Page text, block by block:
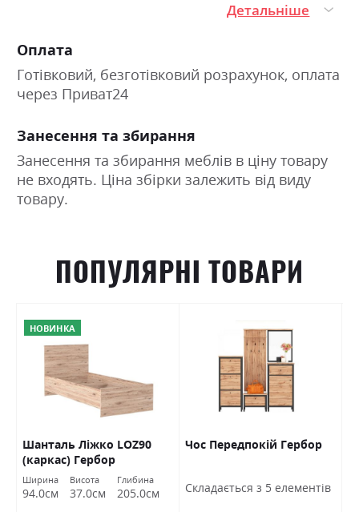
Детальніше
Оплата
Готівковий, безготівковий розрахунок, оплата
через Приват24
Занесення та збирання
Занесення та збирання меблів в ціну товару
не входять. Ціна збірки залежить від виду
товару.
ПОПУЛЯРНІ ТОВАРИ
НОВИНКА
Шанталь Ліжко LOZ90
(каркас) Гербор
Ширина
94.0см
Висота
37.0см
Глибина
205.0см
Чос Передпокій Гербор
Cкладається з 5 елементів